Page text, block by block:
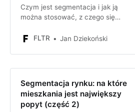
Czym jest segmentacja i jak ją
można stosować, z czego się
nieruchomości, jak w ostatniej
wolumen obrotu
FLTR Jan Dziekoński
Segmentacja rynku: na które
mieszkania jest największy
popyt (część 2)